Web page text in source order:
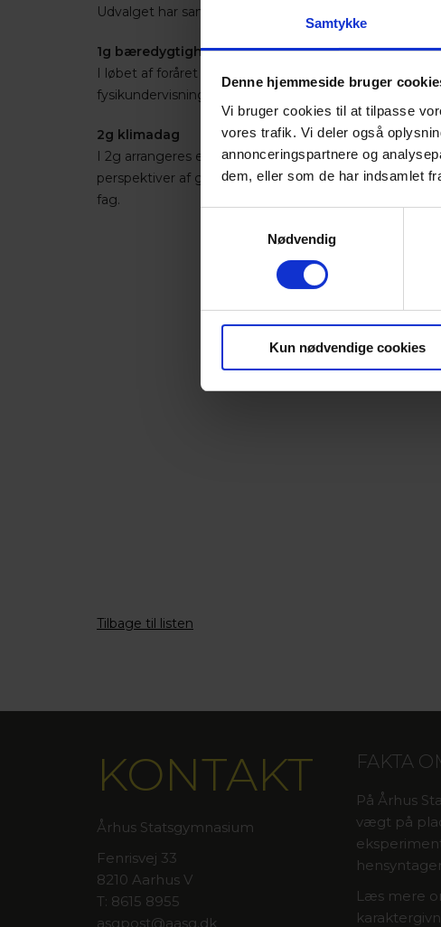
Samtykke
Denne hjemmeside bruger
Vi bruger cookies til at tilpasse
vores trafik. Vi deler også
annonceringspartnere og
dem, eller som de har indsamlet
Nødvendig
Kun nødvendige cookies
Udvalget har samlet en idebank med forløb og
1g bæredygtighedsdag
I løbet af foråret i 1g deltager alle i en
fysikundervisningen arbejder med den grønne
2g klimadag
I 2g arrangeres en klimadag, hvor alle 2g'ere arbejder
perspektiver af grøn omstilling og bæredygtighed i
fag.
Tilbage til listen
KONTAKT
Århus Statsgymnasium
Fenrisvej 33
8210 Aarhus V
T: 8615 8955
asgpost@aasg.dk
FAKTA
På Århus
vægt på
Læs mere